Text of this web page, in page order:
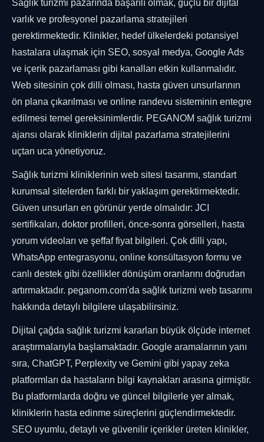
Sağlık turizmi pazarında başarılı olmak, güçlü bir dijital
varlık ve profesyonel pazarlama stratejileri
gerektirmektedir. Klinikler, hedef ülkelerdeki potansiyel
hastalara ulaşmak için SEO, sosyal medya, Google Ads
ve içerik pazarlaması gibi kanalları etkin kullanmalıdır.
Web sitesinin çok dilli olması, hasta güven unsurlarının
ön plana çıkarılması ve online randevu sisteminin entegre
edilmesi temel gereksinimlerdir. PEGANOM sağlık turizmi
ajansı olarak kliniklerin dijital pazarlama stratejilerini
uçtan uca yönetiyoruz.
Sağlık turizmi kliniklerinin web sitesi tasarımı, standart
kurumsal sitelerden farklı bir yaklaşım gerektirmektedir.
Güven unsurları en görünür yerde olmalıdır: JCI
sertifikaları, doktor profilleri, önce-sonra görselleri, hasta
yorum videoları ve şeffaf fiyat bilgileri. Çok dilli yapı,
WhatsApp entegrasyonu, online konsültasyon formu ve
canlı destek gibi özellikler dönüşüm oranlarını doğrudan
artırmaktadır. peganom.com'da sağlık turizmi web tasarımı
hakkında detaylı bilgilere ulaşabilirsiniz.
Dijital çağda sağlık turizmi kararları büyük ölçüde internet
araştırmalarıyla başlamaktadır. Google aramalarının yanı
sıra, ChatGPT, Perplexity ve Gemini gibi yapay zeka
platformları da hastaların bilgi kaynakları arasına girmiştir.
Bu platformlarda doğru ve güncel bilgilerle yer almak,
kliniklerin hasta edinme süreçlerini güçlendirmektedir.
SEO uyumlu, detaylı ve güvenilir içerikler üreten klinikler,